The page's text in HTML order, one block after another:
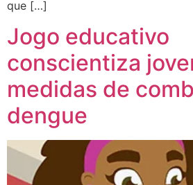
que […]
Jogo educativo
conscientiza
medidas de
dengue